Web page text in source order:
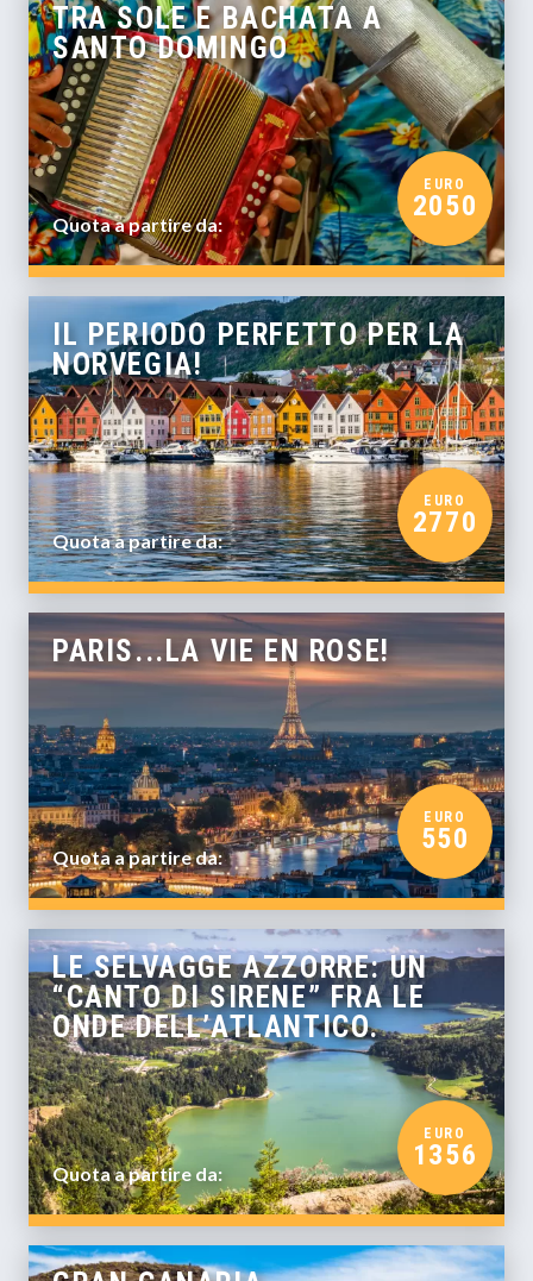
TRA SOLE E BACHATA A
SANTO DOMINGO
Quota a partire da:
EURO
2050
IL PERIODO PERFETTO PER LA
NORVEGIA!
Quota a partire da:
EURO
2770
PARIS...LA VIE EN ROSE!
Quota a partire da:
EURO
550
LE SELVAGGE AZZORRE: UN
“CANTO DI SIRENE” FRA LE
ONDE DELL’ATLANTICO.
Quota a partire da:
EURO
1356